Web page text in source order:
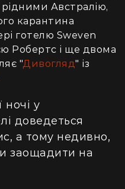
рідними Австралію,
карантина
готелю Sweven
Робертс і ще двома
"Дивогляд" із
у
доведеться
а тому недивно,
заощадити на